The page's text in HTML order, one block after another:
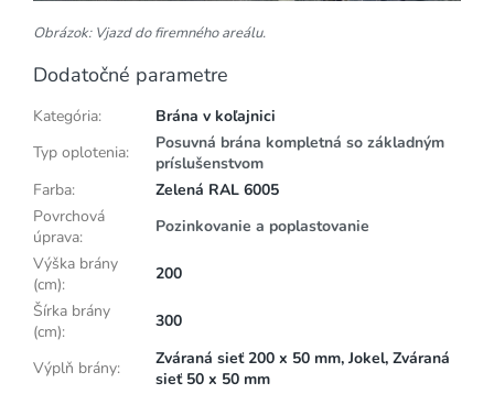
Obrázok: Vjazd do firemného areálu.
Dodatočné parametre
Kategória:
Brána v koľajnici
Typ oplotenia:
Posuvná brána kompletná so základným
príslušenstvom
Farba:
Zelená RAL 6005
Povrchová
úprava:
Pozinkovanie a poplastovanie
Výška brány
(cm):
200
Šírka brány
(cm):
300
Výplň brány:
Zváraná sieť 200 x 50 mm, Jokel, Zváraná
sieť 50 x 50 mm